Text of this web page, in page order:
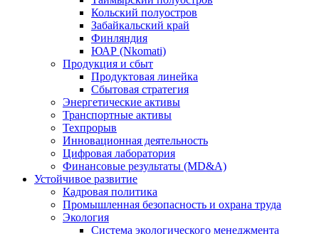
Кольский полуостров
Забайкальский край
Финляндия
ЮАР (Nkomati)
Продукция и сбыт
Продуктовая линейка
Сбытовая стратегия
Энергетические активы
Транспортные активы
Техпрорыв
Инновационная деятельность
Цифровая лаборатория
Финансовые результаты (MD&A)
Устойчивое развитие
Кадровая политика
Промышленная безопасность и охрана труда
Экология
Система экологического менеджмента